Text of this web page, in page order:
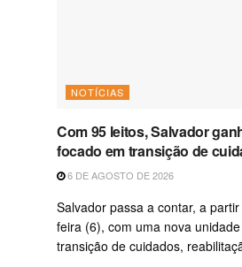
NOTÍCIAS
Com 95 leitos, Salvador
focado em transição de
6 DE AGOSTO DE 2026
Salvador passa a contar, a
feira (6), com uma nova
transição de cuidados,